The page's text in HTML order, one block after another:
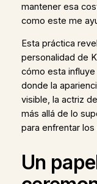
mantener esa
como este me
Esta práctica
personalidad de
cómo esta influye
donde la
visible, la actriz
más allá de lo
para enfrentar
Un